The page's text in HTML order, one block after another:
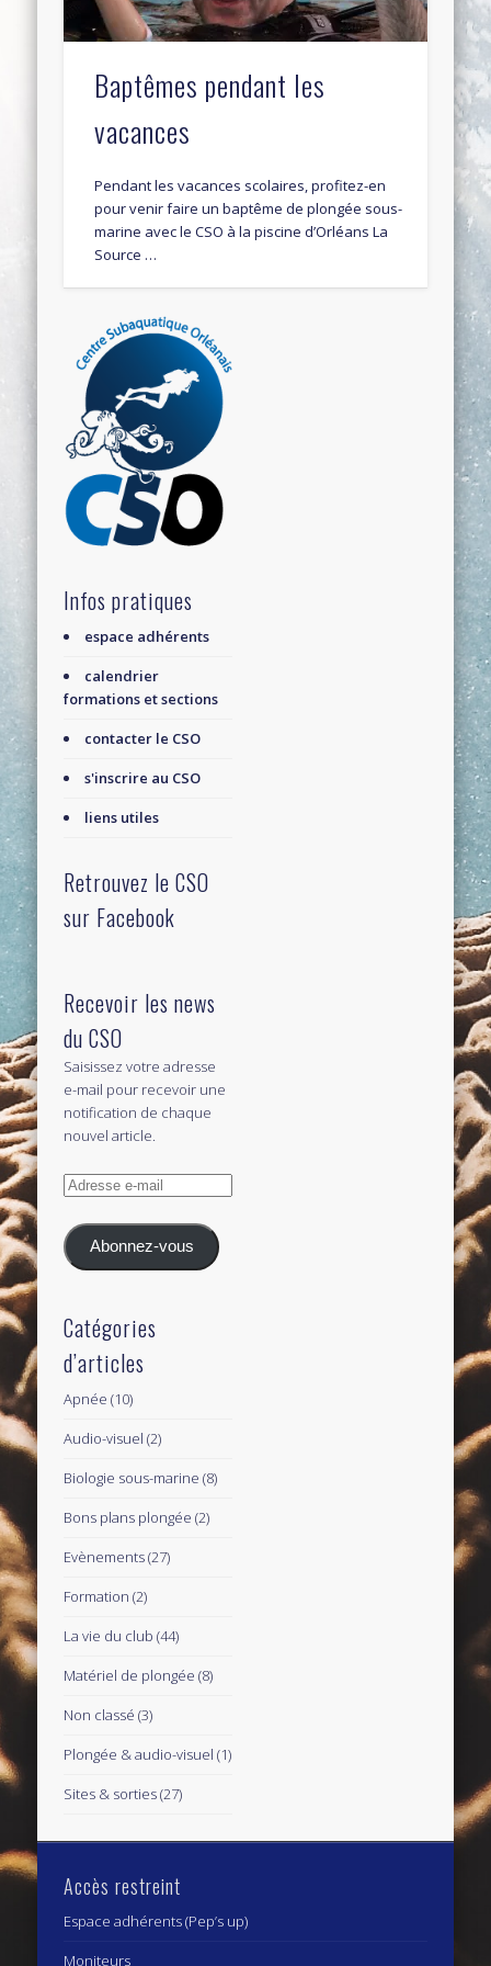
Baptêmes pendant les
vacances
Pendant les vacances scolaires, profitez-en
pour venir faire un baptême de plongée sous-
marine avec le CSO à la piscine d’Orléans La
Source …
Infos pratiques
espace adhérents
calendrier
formations et sections
contacter le CSO
s'inscrire au CSO
liens utiles
Retrouvez le CSO
sur Facebook
Recevoir les news
du CSO
Saisissez votre adresse
e-mail pour recevoir une
notification de chaque
nouvel article.
Adresse
mail
Abonnez-vous
Catégories
d’articles
Apnée (10)
Audio-visuel (2)
Biologie sous-marine (8)
Bons plans plongée (2)
Evènements(27)
Formation (2)
La vie du club (44)
Matériel de plongée (8)
Non classé (3)
Plongée & audio-visuel (1)
Sites & sorties(27)
Accès restreint
Espace adhérents (Pep’s up)
Moniteurs